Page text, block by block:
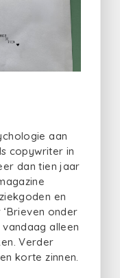
aan
copywriter in
dan tien jaar
en
onder
alleen
Verder
korte zinnen.